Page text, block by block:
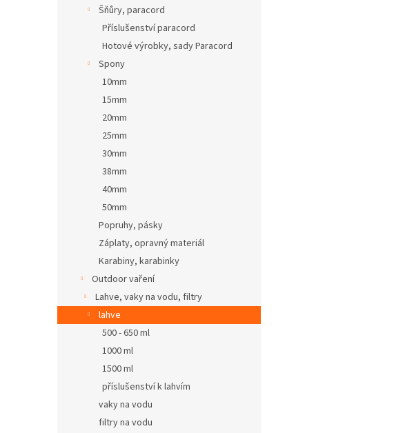
Šňůry, paracord
Příslušenství paracord
Hotové výrobky, sady Paracord
Spony
10mm
15mm
20mm
25mm
30mm
38mm
40mm
50mm
Popruhy, pásky
Záplaty, opravný materiál
Karabiny, karabinky
Outdoor vaření
Lahve, vaky na vodu, filtry
lahve
500 - 650 ml
1000 ml
1500 ml
příslušenství k lahvím
vaky na vodu
filtry na vodu